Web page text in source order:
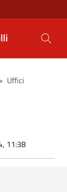
Uffici
11:38